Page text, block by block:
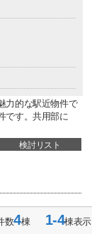
力的な駅近物件で
です。共用部に
検討リスト
数4棟 1-4棟表示